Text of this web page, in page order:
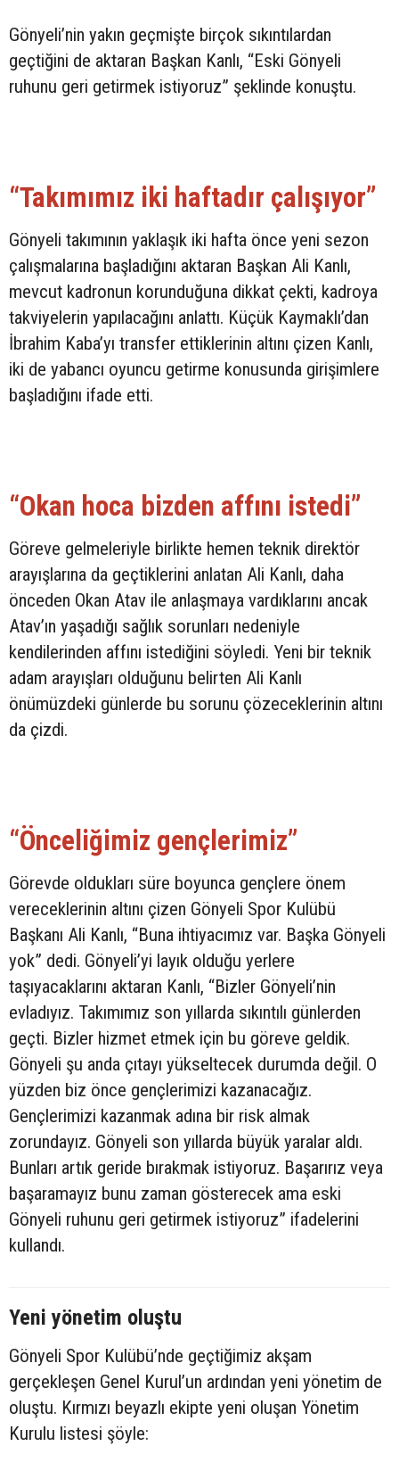
Gönyeli’nin yakın geçmişte birçok sıkıntılardan
geçtiğini de aktaran Başkan Kanlı, “Eski Gönyeli
ruhunu geri getirmek istiyoruz” şeklinde konuştu.
“Takımımız iki haftadır çalışıyor”
Gönyeli takımının yaklaşık iki hafta önce yeni sezon
çalışmalarına başladığını aktaran Başkan Ali Kanlı,
mevcut kadronun korunduğuna dikkat çekti, kadroya
takviyelerin yapılacağını anlattı. Küçük Kaymaklı’dan
İbrahim Kaba’yı transfer ettiklerinin altını çizen Kanlı,
iki de yabancı oyuncu getirme konusunda girişimlere
başladığını ifade etti.
“Okan hoca bizden affını istedi”
Göreve gelmeleriyle birlikte hemen teknik direktör
arayışlarına da geçtiklerini anlatan Ali Kanlı, daha
önceden Okan Atav ile anlaşmaya vardıklarını ancak
Atav’ın yaşadığı sağlık sorunları nedeniyle
kendilerinden affını istediğini söyledi. Yeni bir teknik
adam arayışları olduğunu belirten Ali Kanlı
önümüzdeki günlerde bu sorunu çözeceklerinin altını
da çizdi.
“Önceliğimiz gençlerimiz”
Görevde oldukları süre boyunca gençlere önem
vereceklerinin altını çizen Gönyeli Spor Kulübü
Başkanı Ali Kanlı, “Buna ihtiyacımız var. Başka Gönyeli
yok” dedi. Gönyeli’yi layık olduğu yerlere
taşıyacaklarını aktaran Kanlı, “Bizler Gönyeli’nin
evladıyız. Takımımız son yıllarda sıkıntılı günlerden
geçti. Bizler hizmet etmek için bu göreve geldik.
Gönyeli şu anda çıtayı yükseltecek durumda değil. O
yüzden biz önce gençlerimizi kazanacağız.
Gençlerimizi kazanmak adına bir risk almak
zorundayız. Gönyeli son yıllarda büyük yaralar aldı.
Bunları artık geride bırakmak istiyoruz. Başarırız veya
başaramayız bunu zaman gösterecek ama eski
Gönyeli ruhunu geri getirmek istiyoruz” ifadelerini
kullandı.
Yeni yönetim oluştu
Gönyeli Spor Kulübü’nde geçtiğimiz akşam
gerçekleşen Genel Kurul’un ardından yeni yönetim de
oluştu. Kırmızı beyazlı ekipte yeni oluşan Yönetim
Kurulu listesi şöyle: